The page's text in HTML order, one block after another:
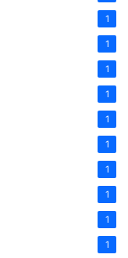
1
1
1
1
1
1
1
1
1
1